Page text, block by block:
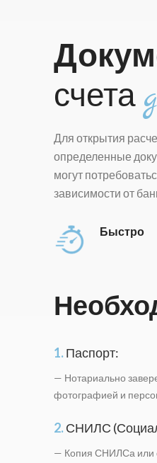
счета
Для открытия
определенные
могут
зависимости от
Быстро
1.Паспорт:
— Нотариально
фотографией и
2.СНИЛС
— Копия СНИЛСа или